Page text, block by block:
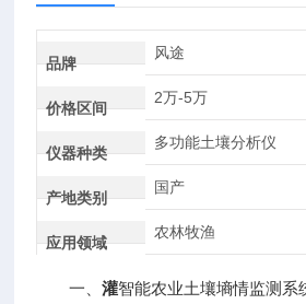
品牌
风途
价格区间
2万-5万
仪器种类
多功能土壤分析仪
产地类别
国产
应用领域
农林牧渔
一、灌智能农业土壤墒情监测系